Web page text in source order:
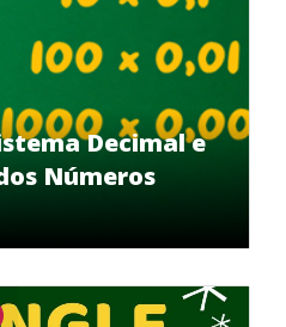
Decimal e
Números